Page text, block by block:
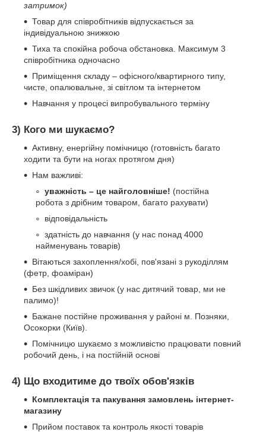
затримок)
Товар для співробітників відпускається за
індивідуальною знижкою
Тиха та спокійна робоча обстановка. Максимум 3
співробітника одночасно
Приміщення складу – офісного/квартирного типу,
чисте, опалювальне, зі світлом та інтернетом
Навчання у процесі випробувального терміну
3) Кого ми шукаємо?
Активну, енергійну помічницю (готовність багато
ходити та бути на ногах протягом дня)
Нам важливі:
уважність – це найголовніше! (постійна
робота з дрібним товаром, багато рахувати)
відповідальність
здатність до навчання (у нас понад 4000
найменувань товарів)
Вітаються захоплення/хобі, пов'язані з рукоділлям
(фетр, фоаміран)
Без шкідливих звичок (у нас дитячий товар, ми не
палимо)!
Бажане постійне проживання у районі м. Позняки,
Осокорки (Київ).
Помічницю шукаємо з можливістю працювати повний
робочий день, і на постійній основі
4) Що входитиме до твоїх обов'язків
Комплектація та пакування замовлень інтернет-
магазину
Прийом поставок та контроль якості товарів